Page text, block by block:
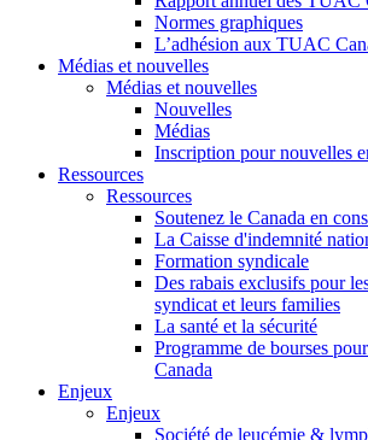
Normes graphiques
L’adhésion aux TUAC
Médias et nouvelles
Médias et nouvelles
Nouvelles
Médias
Inscription pour nouvelles
Ressources
Ressources
Soutenez le Canada en
La Caisse d'indemnité
Formation syndicale
Des rabais exclusifs pour
syndicat et leurs families
La santé et la sécurité
Programme de bourses
Canada
Enjeux
Enjeux
Société de leucémie &